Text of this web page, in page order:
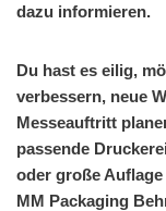
dazu informieren.
Du hast es eilig,
verbessern, neue
Messeauftritt
passende
oder große
MM Packaging